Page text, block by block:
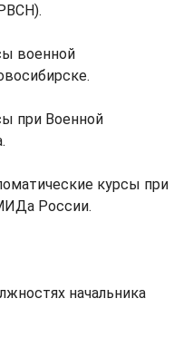
военной
при Военной
курсы при
России.
начальника